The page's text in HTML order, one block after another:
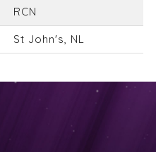
RCN
St John's, NL